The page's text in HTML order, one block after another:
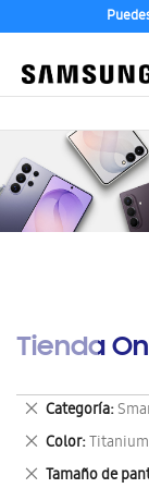
Tienda
Categoría
Eliminar
este
artículo
Color
Eliminar
este
Tamaño de
Eliminar